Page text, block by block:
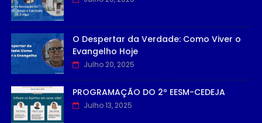
O Despertar da Verdade: Como Viver o
Evangelho Hoje
Julho 20, 2025
PROGRAMAÇÃO DO 2º EESM-CEDEJA
Julho 13, 2025